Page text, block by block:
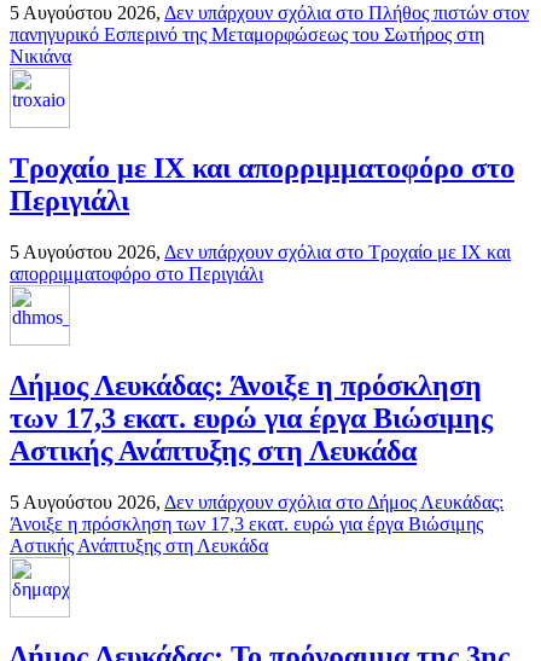
5 Αυγούστου 2026, Δεν υπάρχουν σχόλια στο Πλήθος πιστών στον
πανηγυρικό Εσπερινό της Μεταμορφώσεως του Σωτήρος στη
Νικιάνα
Τροχαίο με ΙΧ και απορριμματοφόρο στο
Περιγιάλι
5 Αυγούστου 2026, Δεν υπάρχουν σχόλια στο Τροχαίο με ΙΧ και
απορριμματοφόρο στο Περιγιάλι
Δήμος Λευκάδας: Άνοιξε η πρόσκληση
των 17,3 εκατ. ευρώ για έργα Βιώσιμης
Αστικής Ανάπτυξης στη Λευκάδα
5 Αυγούστου 2026, Δεν υπάρχουν σχόλια στο Δήμος Λευκάδας:
Άνοιξε η πρόσκληση των 17,3 εκατ. ευρώ για έργα Βιώσιμης
Αστικής Ανάπτυξης στη Λευκάδα